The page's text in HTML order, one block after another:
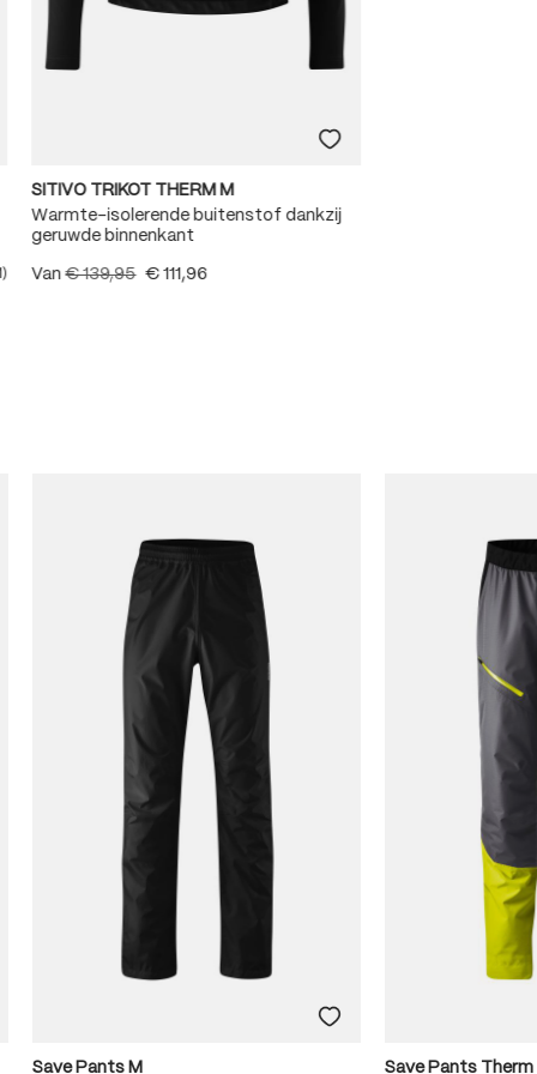
waardering van 5 van 5 sterren
SITIVO TRIKOT THERM M
Warmte-isolerende buitenstof dankzij
geruwde binnenkant
Van€ 139,95 € 111,96
Save Pants M Save Pants Therm